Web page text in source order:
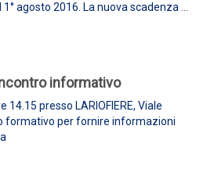
agosto 2016. La nuova scadenza è
informativo
formativo per fornire informazioni